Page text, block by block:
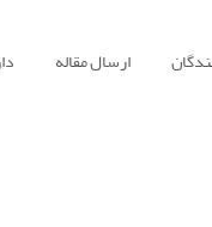
ارسال مقاله